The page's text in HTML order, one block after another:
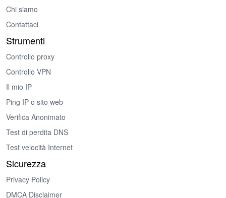
Chi siamo
Contattaci
Strumenti
Controllo proxy
Controllo VPN
Il mio IP
Ping IP o sito web
Verifica Anonimato
Test di perdita DNS
Test velocità Internet
Sicurezza
Privacy Policy
DMCA Disclaimer